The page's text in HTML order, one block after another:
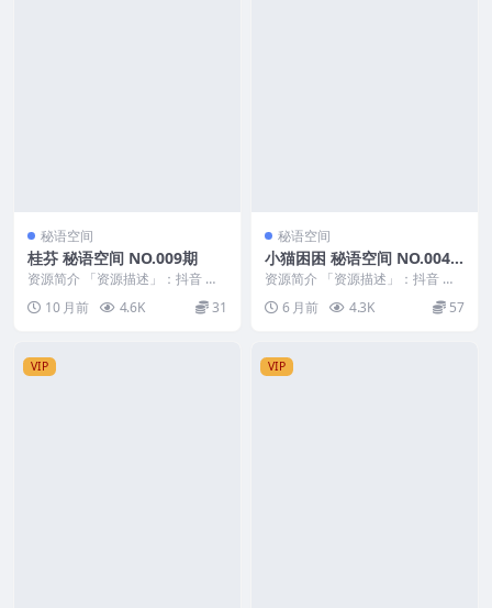
秘语空间
桂芬 秘语空间 NO.009期
资源简介 「资源描述」：抖音 桂
芬 秘语空间 NO.009期 【29P】
「资源...
10 月前 4.6K 31
秘语空间
小猫困困 秘语空间 NO.004
期
资源简介 「资源描述」：抖音 小
猫困困 秘语空间 NO.004期 【37
P】 「...
6 月前 4.3K 57
VIP VIP